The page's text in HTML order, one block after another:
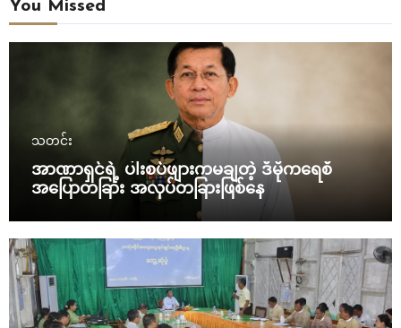
You Missed
သတင်း
အာဏာရှင်ရဲ့ ပါးစပ်ဖျားကမချတဲ့ ဒီမိုကရေစီ
အပြောတခြား အလုပ်တခြားဖြစ်နေ